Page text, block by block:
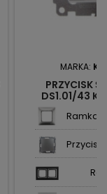
MARKA:
PRZYCISK
DS1.01/43
Ramka
Przycisk